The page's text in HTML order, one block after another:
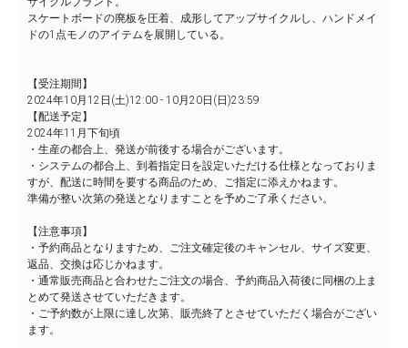
スケートボードの廃板を圧着、成形してアップサイクルし、ハンドメイ
ドの1点モノのアイテムを展開している。
【受注期間】
2024年10月12日(土)12:00 - 10月20日(日)23:59
【配送予定】
2024年11月下旬頃
・生産の都合上、発送が前後する場合がございます。
・システムの都合上、到着指定日を設定いただける仕様となっておりま
すが、配送に時間を要する商品のため、ご指定に添えかねます。
準備が整い次第の発送となりますことを予めご了承ください。
【注意事項】
・予約商品となりますため、ご注文確定後のキャンセル、サイズ変更、
返品、交換は応じかねます。
・通常販売商品と合わせたご注文の場合、予約商品入荷後に同梱の上ま
とめて発送させていただきます。
・ご予約数が上限に達し次第、販売終了とさせていただく場合がござい
ます。